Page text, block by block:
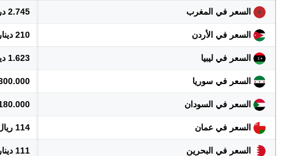
السعر في المغرب 2.745 درهم
السعر في الأردن 210 دينار
السعر في ليبيا 1.623 دينار
السعر في سوريا 3.300.000
السعر في السودان 180.000
السعر في عمان 114 ريال
السعر في البحرين 111 دينار